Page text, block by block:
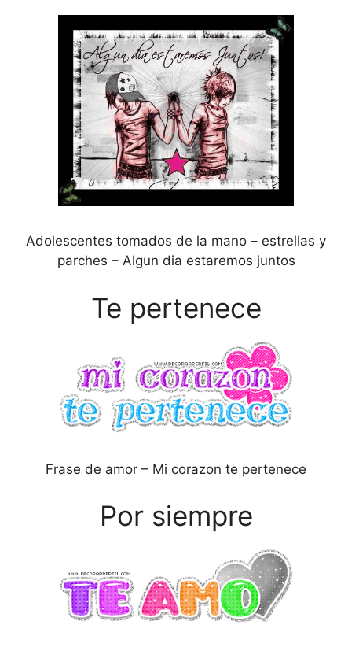
Adolescentes tomados de la mano – estrellas y
parches – Algun dia estaremos juntos
Te pertenece
Frase de amor – Mi corazon te pertenece
Por siempre